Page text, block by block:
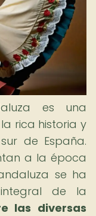
es una
rica historia y
de España.
a la época
se ha
de la
las diversas